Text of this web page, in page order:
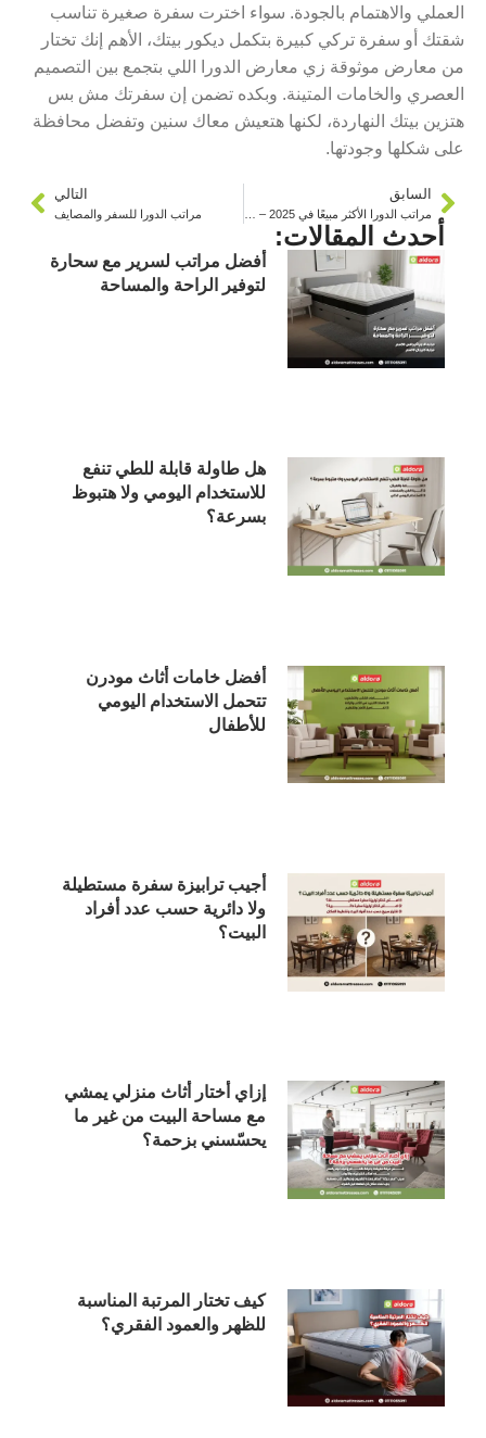
العملي والاهتمام بالجودة. سواء اخترت سفرة صغيرة تناسب
شقتك أو سفرة تركي كبيرة بتكمل ديكور بيتك، الأهم إنك تختار
من معارض موثوقة زي معارض الدورا
اللي بتجمع بين التصميم
العصري والخامات المتينة. وبكده تضمن إن سفرتك مش بس
هتزين بيتك النهاردة، لكنها هتعيش معاك سنين وتفضل محافظة
على شكلها وجودتها.
السابق التالي
مراتب الدورا للسفر والمصايف
أحدث المقالات:
أفضل مراتب لسرير مع سحارة
لتوفير الراحة والمساحة
هل طاولة قابلة للطي تنفع
للاستخدام اليومي ولا هتبوظ
بسرعة؟
أفضل خامات أثاث مودرن
تتحمل الاستخدام اليومي
للأطفال
أجيب ترابيزة سفرة مستطيلة
ولا دائرية حسب عدد أفراد
البيت؟
إزاي أختار أثاث منزلي يمشي
مع مساحة البيت من غير ما
يحسّسني بزحمة؟
كيف تختار المرتبة المناسبة
للظهر والعمود الفقري؟